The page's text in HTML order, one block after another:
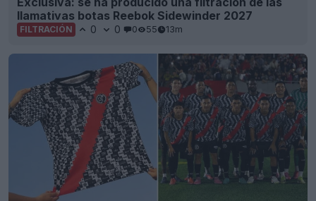
llamativas botas Reebok Sidewinder 2027
FILTRACIÓN 0 0 0 55 13m